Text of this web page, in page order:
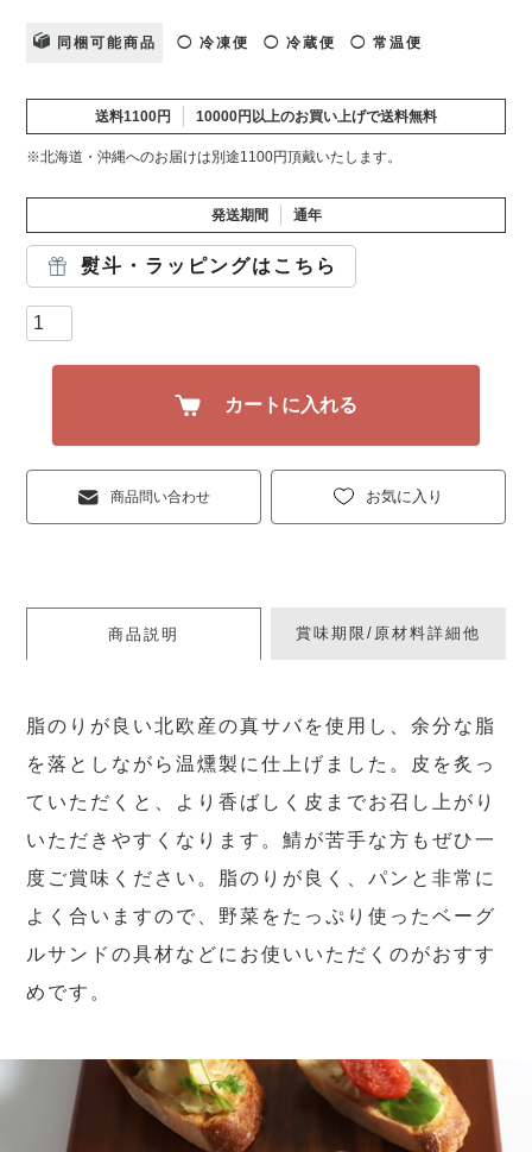
同梱可能商品 ◯ 冷凍便 ◯ 冷蔵便 ◯ 常温便
送料1100円 10000円以上のお買い上げで送料無料
※北海道・沖縄へのお届けは別途1100円頂戴いたします。
発送期間 通年
熨斗・ラッピングはこちら
お気に入り
カートに入れる
商品問い合わせ
商品説明 賞味期限/原材料詳細他
脂のりが良い北欧産の真サバを使用し、余分な脂
を落としながら温燻製に仕上げました。皮を炙っ
ていただくと、より香ばしく皮までお召し上がり
いただきやすくなります。鯖が苦手な方もぜひ一
度ご賞味ください。脂のりが良く、パンと非常に
よく合いますので、野菜をたっぷり使ったベーグ
ルサンドの具材などにお使いいただくのがおすす
めです。